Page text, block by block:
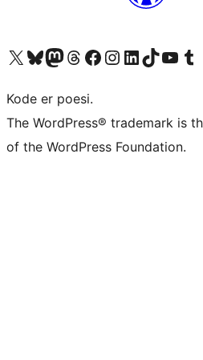
Besøg vores X (tidligere Twitter) konto
Besøg vores Bluesky-konto
Besøg vores Mastodon konto
Besøg vores Threads-konto
Besøg vores Facebook sideBesøg vores Instagram konto
Besøg vores LinkedIn konto
Besøg vores TikTok-konto
Besøg vores YouTube-kanal
Besøg
Kode er poesi.
The WordPress® trademark is
of the WordPress Foundation.